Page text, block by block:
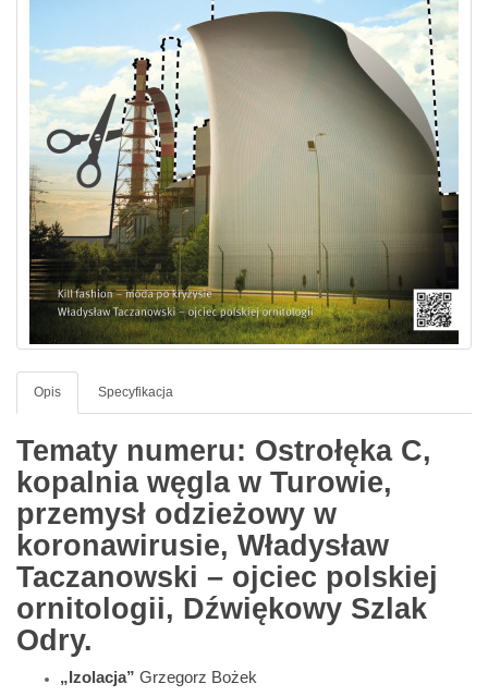
Opis Specyfikacja
Tematy numeru: Ostrołęka C,
kopalnia węgla w Turowie,
przemysł odzieżowy w
koronawirusie, Władysław
Taczanowski – ojciec polskiej
ornitologii, Dźwiękowy Szlak
Odry.
„Izolacja” Grzegorz Bożek